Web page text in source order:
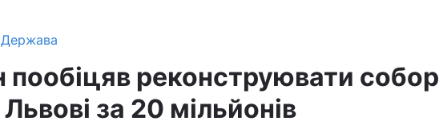
Держава
пообіцяв реконструювати собор
за 20 мільйонів